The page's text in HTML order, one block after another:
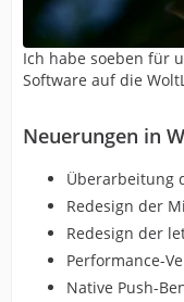
Ich habe soeben für
Software auf die
Neuerungen in
Überarbeitung
Redesign der
Redesign der
Performance-
Native Push-